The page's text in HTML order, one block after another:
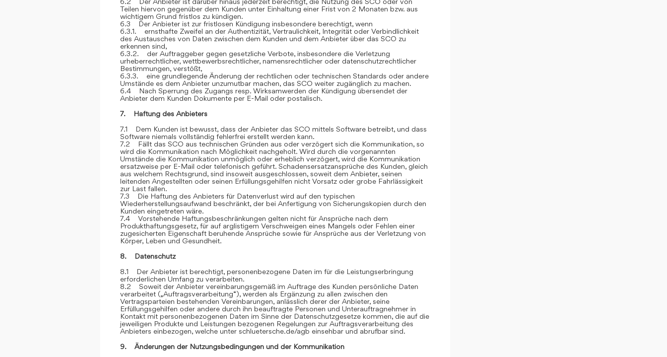
Teilen hiervon gegenüber dem Kunden unter Einhaltung einer Frist von 2 Monaten bzw. aus
wichtigem Grund fristlos zu kündigen.
6.3 Der Anbieter ist zur fristlosen Kündigung insbesondere berechtigt, wenn
6.3.1. ernsthafte Zweifel an der Authentizität, Vertraulichkeit, Integrität oder Verbindlichkeit
des Austausches von Daten zwischen dem Kunden und dem Anbieter über das SCO zu
erkennen sind,
6.3.2. der Auftraggeber gegen gesetzliche Verbote, insbesondere die Verletzung
urheberrechtlicher, wettbewerbsrechtlicher, namensrechtlicher oder datenschutzrechtlicher
Bestimmungen, verstößt,
6.3.3. eine grundlegende Änderung der rechtlichen oder technischen Standards oder andere
Umstände es dem Anbieter unzumutbar machen, das SCO weiter zugänglich zu machen.
6.4 Nach Sperrung des Zugangs resp. Wirksamwerden der Kündigung übersendet der
Anbieter dem Kunden Dokumente per E-Mail oder postalisch.
7. Haftung des Anbieters
7.1 Dem Kunden ist bewusst, dass der Anbieter das SCO mittels Software betreibt, und dass
Software niemals vollständig fehlerfrei erstellt werden kann.
7.2 Fällt das SCO aus technischen Gründen aus oder verzögert sich die Kommunikation, so
wird die Kommunikation nach Möglichkeit nachgeholt. Wird durch die vorgenannten
Umstände die Kommunikation unmöglich oder erheblich verzögert, wird die Kommunikation
ersatzweise per E-Mail oder telefonisch geführt. Schadensersatzansprüche des Kunden, gleich
aus welchem Rechtsgrund, sind insoweit ausgeschlossen, soweit dem Anbieter, seinen
leitenden Angestellten oder seinen Erfüllungsgehilfen nicht Vorsatz oder grobe Fahrlässigkeit
zur Last fallen.
7.3 Die Haftung des Anbieters für Datenverlust wird auf den typischen
Wiederherstellungsaufwand beschränkt, der bei Anfertigung von Sicherungskopien durch den
Kunden eingetreten wäre.
7.4 Vorstehende Haftungsbeschränkungen gelten nicht für Ansprüche nach dem
Produkthaftungsgesetz, für auf arglistigem Verschweigen eines Mangels oder Fehlen einer
zugesicherten Eigenschaft beruhende Ansprüche sowie für Ansprüche aus der Verletzung von
Körper, Leben und Gesundheit.
8. Datenschutz
8.1 Der Anbieter ist berechtigt, personenbezogene Daten im für die Leistungserbringung
erforderlichen Umfang zu verarbeiten.
8.2 Soweit der Anbieter vereinbarungsgemäß im Auftrage des Kunden persönliche Daten
verarbeitet („Auftragsverarbeitung“), werden als Ergänzung zu allen zwischen den
Vertragsparteien bestehenden Vereinbarungen, anlässlich derer der Anbieter, seine
Erfüllungsgehilfen oder andere durch ihn beauftragte Personen und Unterauftragnehmer in
Kontakt mit personenbezogenen Daten im Sinne der Datenschutzgesetze kommen, die auf die
jeweiligen Produkte und Leistungen bezogenen Regelungen zur Auftragsverarbeitung des
Anbieters einbezogen, welche unter schluetersche.de/agb einsehbar und abrufbar sind.
9. Änderungen der Nutzungsbedingungen und der Kommunikation